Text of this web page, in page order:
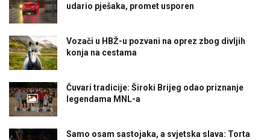
udario pješaka, promet usporen
Vozači u HBŽ-u pozvani na oprez zbog divljih
konja na cestama
Čuvari tradicije: Široki Brijeg odao priznanje
legendama MNL-a
Samo osam sastojaka, a svjetska slava: Torta